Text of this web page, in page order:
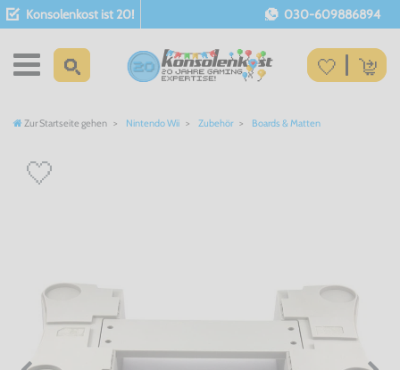
Konsolenkost ist 20! 030-609886894
Zur Startseite gehen Nintendo Wii Zubehör Boards & Matten